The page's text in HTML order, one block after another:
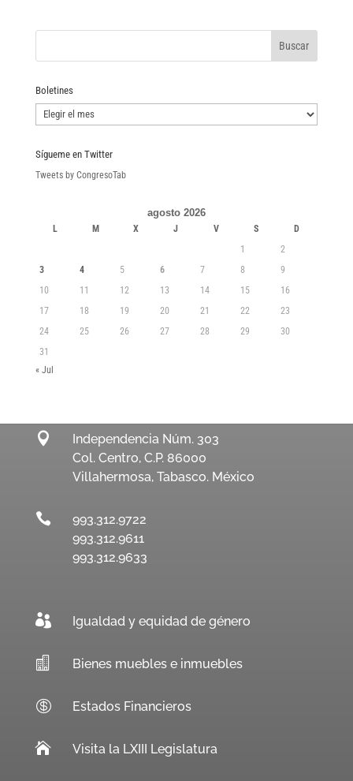
Boletines
Boletines
Sígueme en Twitter
Tweets by CongresoTab
agosto 2026
L M X J V S
D
1
2
3
4 5 6 7 8
9
10
11 12 13 14 15
16
17
18 19 20 21 22
23
24
25 26 27 28 29
30
31
« Jul

Independencia Núm. 303
Col. Centro, C.P. 86000
Villahermosa, Tabasco. México

993.312.9722
993.312.9611
993.312.9633
 Igualdad y equidad de género
 Bienes muebles e inmuebles
 Estados Financieros
 Visita la LXIII Legislatura